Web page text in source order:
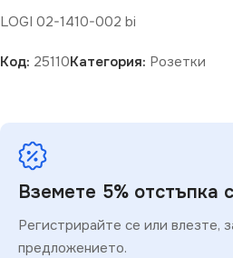
LOGI 02-1410-002 bi
Код: 25110Категория: Розетки
Вземете 5% отстъпка
Регистрирайте се или влезте,
предложението.